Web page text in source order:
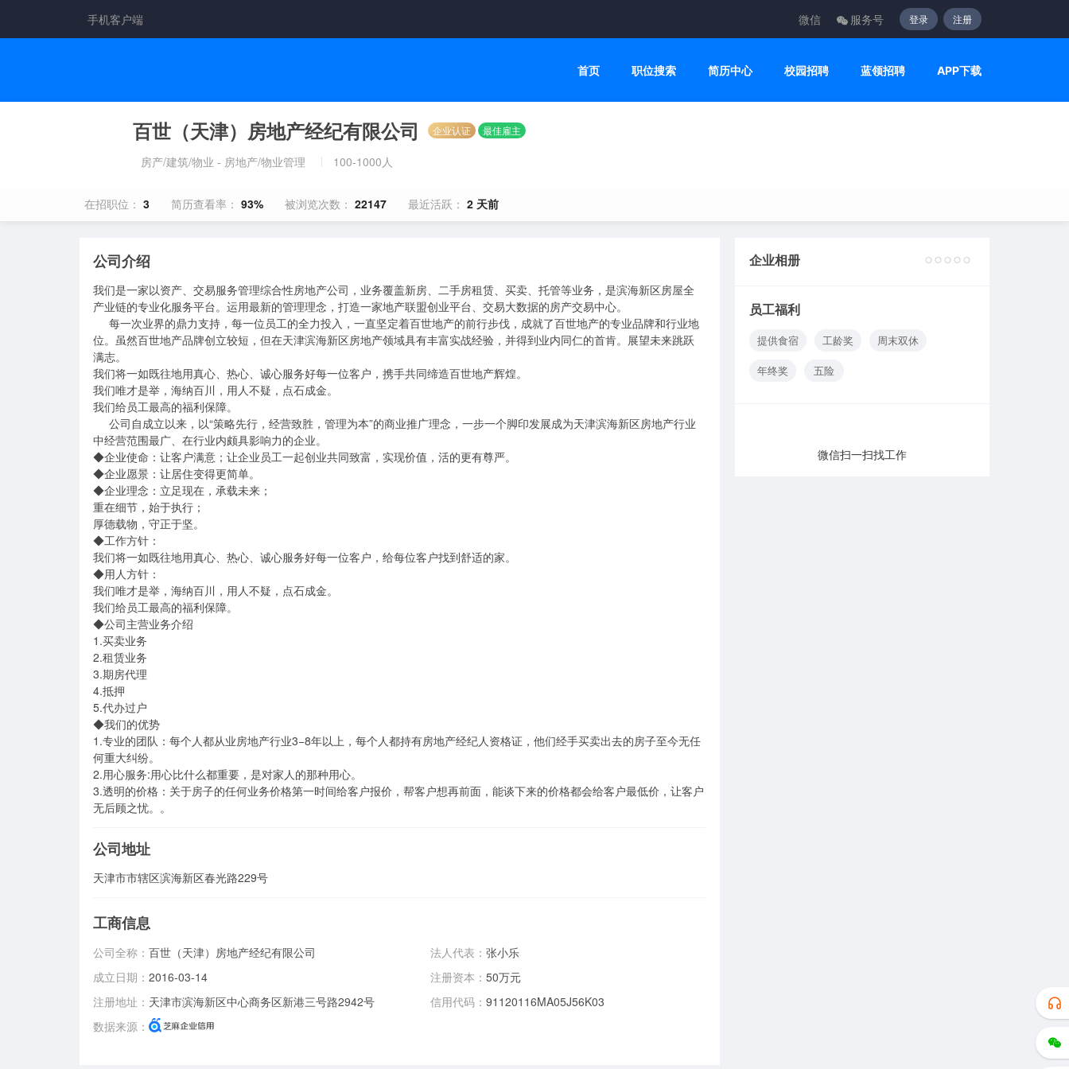
手机客户端 微信 服务号 登录 注册
首页 职位搜索 简历中心 校园招聘 蓝领招聘 APP下载
百世（天津）房地产经纪有限公司 企业认证 最佳雇主
房产/建筑/物业 - 房地产/物业管理 100-1000人
在招职位： 3 简历查看率： 93% 被浏览次数： 22147 最近活跃： 2 天前
公司介绍
我们是一家以资产、交易服务管理综合性房地产公司，业务覆盖新房、二手房租赁、买卖、托管等业务，是滨海新区房屋全
产业链的专业化服务平台。运用最新的管理理念，打造一家地产联盟创业平台、交易大数据的房产交易中心。
     每一次业界的鼎力支持，每一位员工的全力投入，一直坚定着百世地产的前行步伐，成就了百世地产的专业品牌和行业地
位。虽然百世地产品牌创立较短，但在天津滨海新区房地产领域具有丰富实战经验，并得到业内同仁的首肯。展望未来跳跃
满志。
我们将一如既往地用真心、热心、诚心服务好每一位客户，携手共同缔造百世地产辉煌。
我们唯才是举，海纳百川，用人不疑，点石成金。
我们给员工最高的福利保障。
     公司自成立以来，以“策略先行，经营致胜，管理为本”的商业推广理念，一步一个脚印发展成为天津滨海新区房地产行业
中经营范围最广、在行业内颇具影响力的企业。
◆企业使命：让客户满意；让企业员工一起创业共同致富，实现价值，活的更有尊严。
◆企业愿景：让居住变得更简单。
◆企业理念：立足现在，承载未来；
重在细节，始于执行；
厚德载物，守正于坚。
◆工作方针：
我们将一如既往地用真心、热心、诚心服务好每一位客户，给每位客户找到舒适的家。
◆用人方针：
我们唯才是举，海纳百川，用人不疑，点石成金。
我们给员工最高的福利保障。
◆公司主营业务介绍
1.买卖业务
2.租赁业务
3.期房代理
4.抵押
5.代办过户
◆我们的优势
1.专业的团队：每个人都从业房地产行业3−8年以上，每个人都持有房地产经纪人资格证，他们经手买卖出去的房子至今无任
何重大纠纷。
2.用心服务:用心比什么都重要，是对家人的那种用心。
3.透明的价格：关于房子的任何业务价格第一时间给客户报价，帮客户想再前面，能谈下来的价格都会给客户最低价，让客户
无后顾之忧。。
公司地址
天津市市辖区滨海新区春光路229号
工商信息
公司全称：百世（天津）房地产经纪有限公司
成立日期：2016-03-14
注册地址： 天津市滨海新区中心商务区新港三号路2942号
数据来源：
法人代表： 张小乐
注册资本： 50万元
信用代码： 91120116MA05J56K03
企业相册 2 3 4 5 6
员工福利
提供食宿 工龄奖
周末双休
年终奖
五险
微信扫一扫找工作